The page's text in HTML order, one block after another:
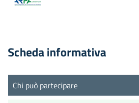
Scheda informativa
Chi può partecipare